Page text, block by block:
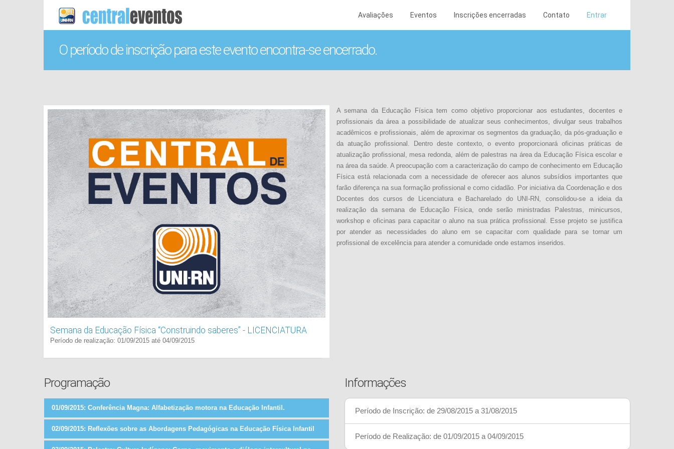
Avaliações Eventos Inscrições encerradas Contato Entrar
O período de inscrição para este evento encontra-se encerrado.
Semana da Educação Física “Construindo saberes” - LICENCIATURA
Período de realização: 01/09/2015 até 04/09/2015
A semana da Educação Física tem como objetivo proporcionar aos estudantes, docentes e
profissionais da área a possibilidade de atualizar seus conhecimentos, divulgar seus trabalhos
acadêmicos e profissionais, além de aproximar os segmentos da graduação, da pós-graduação e
da atuação profissional. Dentro deste contexto, o evento proporcionará oficinas práticas de
atualização profissional, mesa redonda, além de palestras na área da Educação Física escolar e
na área da saúde. A preocupação com a caracterização do campo de conhecimento em Educação
Física está relacionada com a necessidade de oferecer aos alunos subsídios importantes que
farão diferença na sua formação profissional e como cidadão. Por iniciativa da Coordenação e dos
Docentes dos cursos de Licenciatura e Bacharelado do UNI-RN, consolidou-se a ideia da
realização da semana de Educação Física, onde serão ministradas Palestras, minicursos,
workshop e oficinas para capacitar o aluno na sua prática profissional. Esse projeto se justifica
por atender as necessidades do aluno em se capacitar com qualidade para se tornar um
profissional de excelência para atender a comunidade onde estamos inseridos.
Programação
01/09/2015: Conferência Magna: Alfabetização motora na Educação Infantil.
Prof. Dr. Humberto Jeferson de Medeiros (UERN)
02/09/2015: Reflexões sobre as Abordagens Pedagógicas na Educação Física Infantil
Informações
Período de Inscrição: de 29/08/2015 a 31/08/2015
Período de Realização: de 01/09/2015 a 04/09/2015